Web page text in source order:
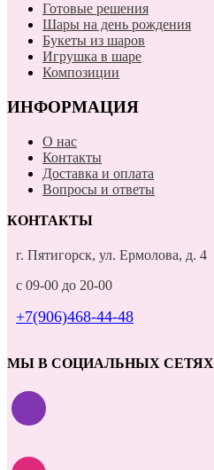
Готовые решения
Шары на день рождения
Букеты из шаров
Игрушка в шаре
Композиции
ИНФОРМАЦИЯ
О нас
Контакты
Доставка и оплата
Вопросы и ответы
КОНТАКТЫ
г. Пятигорск, ул. Ермолова, д. 4
с 09-00 до 20-00
+7(906)468-44-48
МЫ В СОЦИАЛЬНЫХ СЕТЯХ